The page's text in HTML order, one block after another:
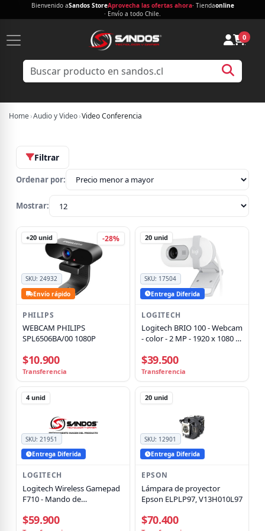
Bienvenido aSandos StoreAprovecha las ofertas ahora· Tiendaonline
· Envío a todo Chile.
0
Home›Audio y Video›Video Conferencia
Filtrar
Ordenar por:
Mostrar:
Envío rápido
-28%
SKU:24932
+20 unid
PHILIPS
WEBCAM PHILIPS
SPL6506BA/00 1080P
$10.900
Transferencia
Entrega Diferida
SKU: 17504
20 unid
LOGITECH
Logitech BRIO 100 - Webcam
- color - 2 MP - 1920 x 1080 -
cable - USB
$39.500
Transferencia
Entrega Diferida
SKU: 21951
4unid
LOGITECH
Logitech Wireless Gamepad
F710 - Mando de
$59.900
Entrega Diferida
SKU: 12901
20 unid
EPSON
Lámpara de proyector
Epson ELPLP97, V13H010L97
$70.400